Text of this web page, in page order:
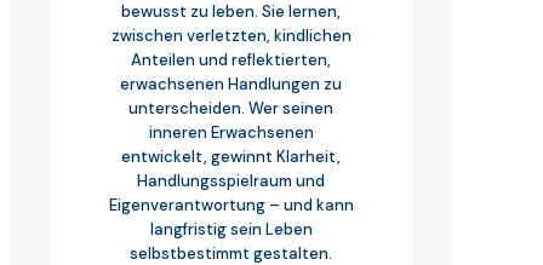
bewusst zu leben. Sie lernen,
zwischen verletzten, kindlichen
Anteilen und reflektierten,
erwachsenen Handlungen zu
unterscheiden. Wer seinen
inneren Erwachsenen
entwickelt, gewinnt Klarheit,
Handlungsspielraum und
Eigenverantwortung – und kann
langfristig sein Leben
selbstbestimmt gestalten.